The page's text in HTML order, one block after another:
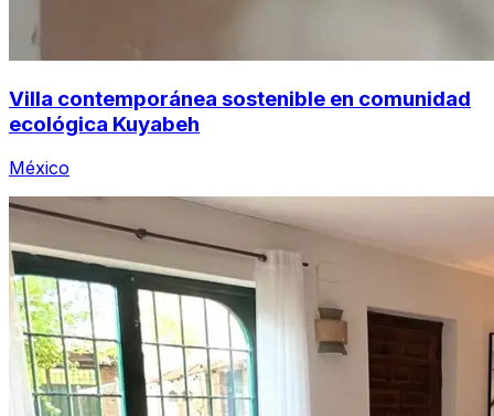
Villa contemporánea sostenible en comunidad
ecológica Kuyabeh
México